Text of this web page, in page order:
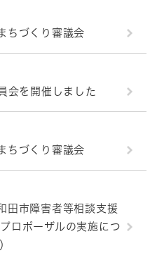
ちづくり審議会
会を開催しました
ちづくり審議会
田市障害者等相談支援
ロポーザルの実施につ